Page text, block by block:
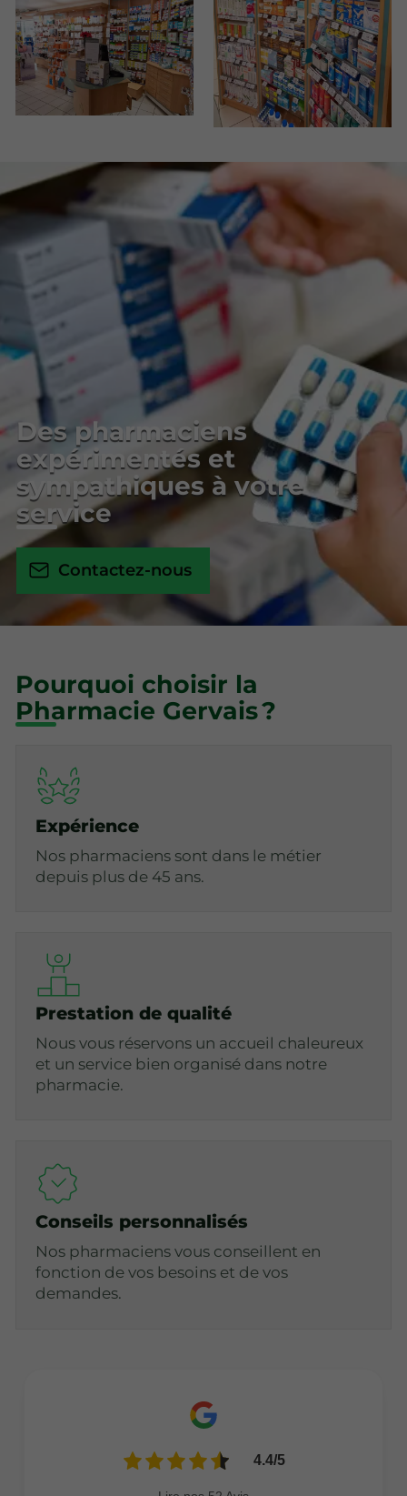
Des pharmaciens
expérimentés et
sympathiques à votre
service
Contactez-nous
Pourquoi choisir la
Pharmacie Gervais ?
Expérience
Nos pharmaciens sont dans le métier
depuis plus de 45 ans.
Prestation de qualité
Nous vous réservons un accueil chaleureux
et un service bien organisé dans notre
pharmacie.
Conseils personnalisés
Nos pharmaciens vous conseillent en
fonction de vos besoins et de vos
demandes.